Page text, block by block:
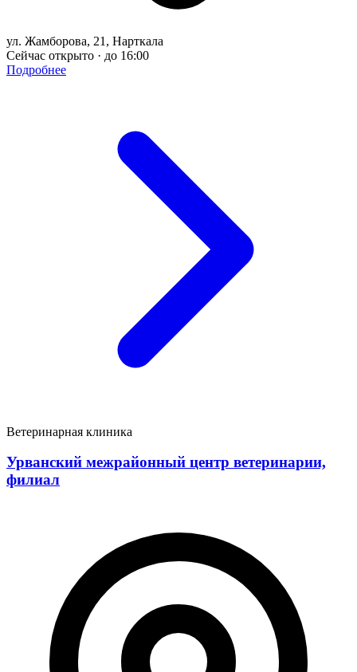
ул. Жамборова, 21, Нарткала
Сейчас открыто · до 16:00
Подробнее
Ветеринарная клиника
Урванский межрайонный центр ветеринарии,
филиал